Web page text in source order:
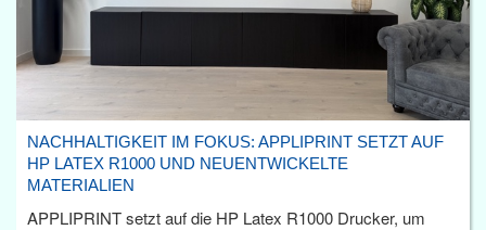
NACHHALTIGKEIT IM FOKUS: APPLIPRINT SETZT AUF
HP LATEX R1000 UND NEUENTWICKELTE
MATERIALIEN
APPLIPRINT setzt auf die HP Latex R1000 Drucker, um